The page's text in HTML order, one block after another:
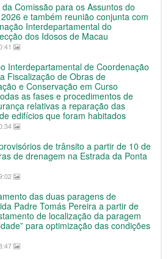
Comissão para os Assuntos do
e também reunião conjunta com
Interdepartamental do
dos Idosos de Macau
Interdepartamental de Coordenação
Fiscalização de Obras de
e Conservação em Curso
as fases e procedimentos de
relativas a reparação das
edifícios que foram habitados
de trânsito a partir de 10 de
de drenagem na Estrada da Ponta
das duas paragens de
Padre Tomás Pereira a partir de
de localização da paragem
para optimização das condições